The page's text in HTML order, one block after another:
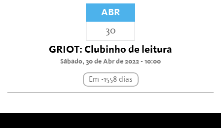
ABR
30
GRIOT: Clubinho de leitura
Sábado, 30 de Abr de 2022 - 10:00
Em -1558 dias